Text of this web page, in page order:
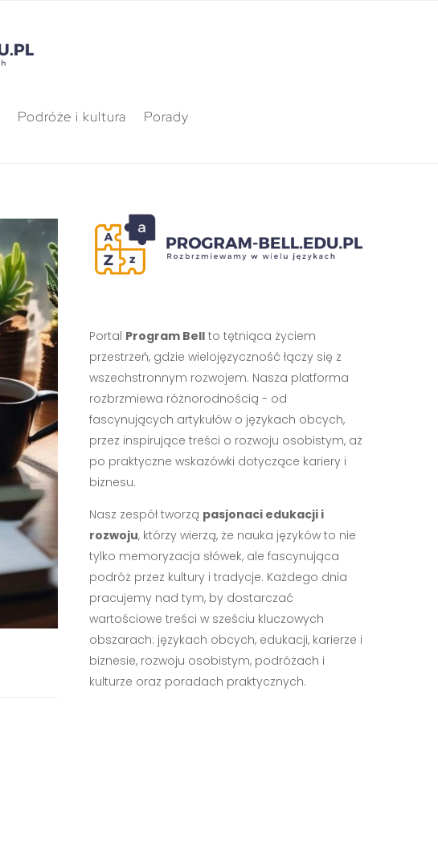
Podróże i kultura Porady
Portal Program Bellto tętniąca życiem
przestrzeń, gdzie wielojęzyczność łączy się z
wszechstronnym rozwojem. Nasza platforma
rozbrzmiewa różnorodnością - od
fascynujących artykułów o językach obcych,
przez inspirujące treści o rozwoju osobistym, aż
po praktyczne wskazówki dotyczące kariery i
biznesu.
Nasz zespół tworzą pasjonaci edukacji i
rozwoju, którzy wierzą, że nauka języków to nie
tylko memoryzacja słówek, ale fascynująca
podróż przez kultury i tradycje. Każdego dnia
pracujemy nad tym, by dostarczać
wartościowe treści w sześciu kluczowych
obszarach: językach obcych, edukacji, karierze i
biznesie, rozwoju osobistym, podróżach i
kulturze oraz poradach praktycznych.